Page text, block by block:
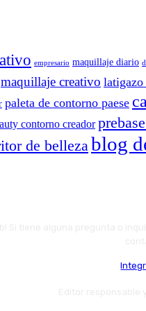
empresario maquillaje diario
maquillaje creativo
paleta de contorno paese
contorno creador
de belleza blog